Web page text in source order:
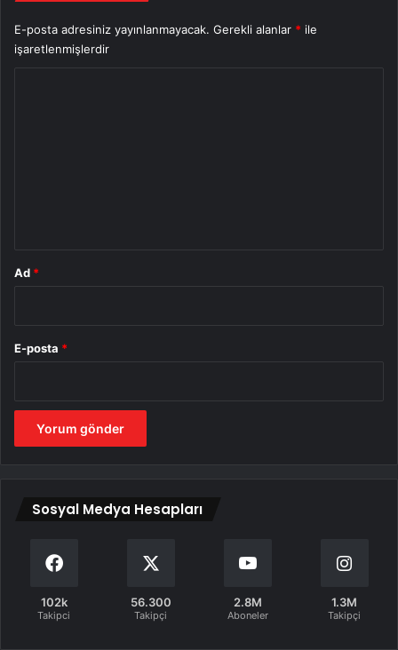
E-posta adresiniz yayınlanmayacak. Gerekli alanlar * ile
işaretlenmişlerdir
Ad *
E-posta *
Sosyal Medya Hesapları
102k
Takipci
56.300
Takipçi
2.8M
Aboneler
1.3M
Takipçi